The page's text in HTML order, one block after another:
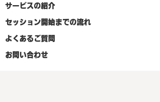
サービスの紹介
セッション開始までの流れ
よくあるご質問
お問い合わせ